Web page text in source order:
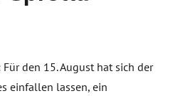
den 15. August hat sich der
einfallen lassen, ein